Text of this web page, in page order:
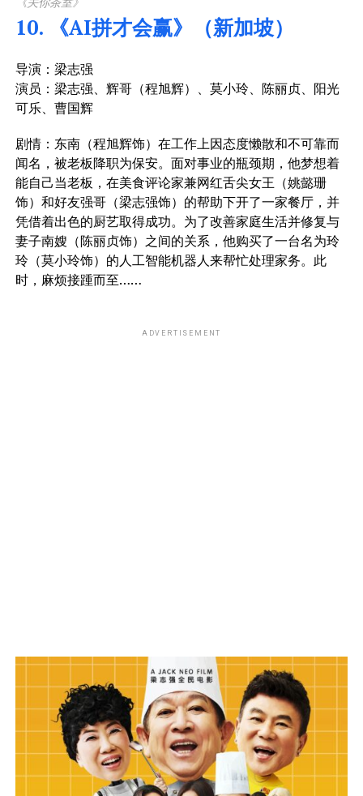
《关你茶室》
10. 《AI拼才会赢》（新加坡）
导演：梁志强
演员：梁志强、辉哥（程旭辉）、莫小玲、陈丽贞、阳光
可乐、曹国辉
剧情：东南（程旭辉饰）在工作上因态度懒散和不可靠而
闻名，被老板降职为保安。面对事业的瓶颈期，他梦想着
能自己当老板，在美食评论家兼网红舌尖女王（姚懿珊
饰）和好友强哥（梁志强饰）的帮助下开了一家餐厅，并
凭借着出色的厨艺取得成功。为了改善家庭生活并修复与
妻子南嫂（陈丽贞饰）之间的关系，他购买了一台名为玲
玲（莫小玲饰）的人工智能机器人来帮忙处理家务。此
时，麻烦接踵而至……
ADVERTISEMENT